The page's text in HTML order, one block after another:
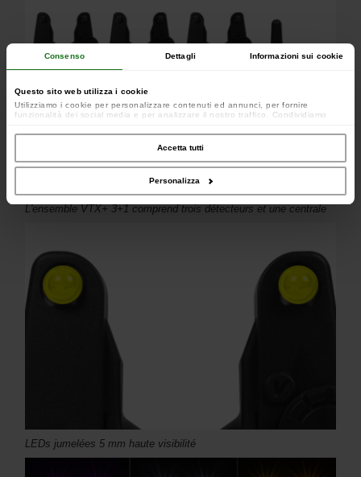
Consenso Dettagli Informazioni sui cookie
Questo sito web utilizza i cookie
Utilizziamo i cookie per personalizzare contenuti ed annunci, per fornire
funzionalità dei social media e per analizzare il nostro traffico. Condividiamo
occupano di analisi dei dati web, pubblicità e social media, i quali potrebbero
combinarle con altre informazioni che hai fornito loro o che hanno raccolto dal
Accetta tutti
Personalizza
L'ensemble VTX+ 3+1 comprend trois détecteurs et une centrale
LEDs jumelées 5 mm haute visibilité